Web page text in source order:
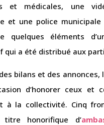
et médicales, une
et une police municipale
quelques éléments
qui a été distribué aux
bilans et des
d’honorer ceux et
à la collectivité. Cinq
honorifique d’